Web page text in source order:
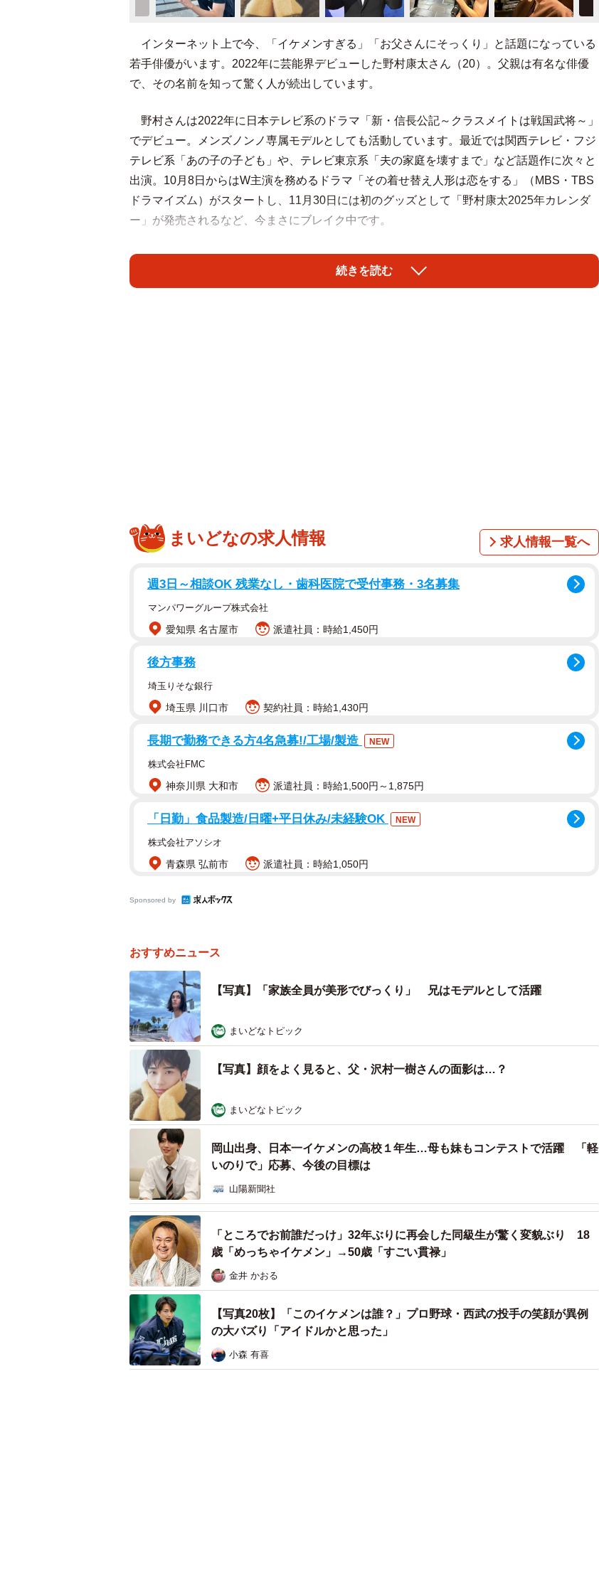
インターネット上で今、「イケメンすぎる」「お父さんにそっくり」と話題になっている
若手俳優がいます。2022年に芸能界デビューした野村康太さん（20）。父親は有名な俳優
で、その名前を知って驚く人が続出しています。
野村さんは2022年に日本テレビ系のドラマ「新・信長公記～クラスメイトは戦国武将～」
でデビュー。メンズノンノ専属モデルとしても活動しています。最近では関西テレビ・フジ
テレビ系「あの子の子ども」や、テレビ東京系「夫の家庭を壊すまで」など話題作に次々と
出演。10月8日からはW主演を務めるドラマ「その着せ替え人形は恋をする」（MBS・TBS
ドラマイズム）がスタートし、11月30日には初のグッズとして「野村康太2025年カレンダ
ー」が発売されるなど、今まさにブレイク中です。
そんな野村さんの父親は俳優の沢村一樹さん。二人が親子だということを知らなかった人
も多いようで、SNS上では「野村康太さんが沢村一樹さんの息子って聞いてびっくり」「野
続きを読む
まいどなの求人情報 求人情報一覧へ
週3日～相談OK 残業なし・歯科医院で受付事務・3名募集
マンパワーグループ株式会社
愛知県 名古屋市 派遣社員：時給1,450円
後方事務
埼玉りそな銀行
埼玉県 川口市 契約社員：時給1,430円
長期で勤務できる方4名急募!/工場/製造 NEW
株式会社FMC
神奈川県 大和市 派遣社員：時給1,500円～1,875円
「日勤」食品製造/日曜+平日休み/未経験OK NEW
株式会社アソシオ
青森県 弘前市 派遣社員：時給1,050円
Sponsored by
おすすめニュース
【写真】「家族全員が美形でびっくり」 兄はモデルとして活躍
まいどなトピック
【写真】顔をよく見ると、父・沢村一樹さんの面影は…？
まいどなトピック
岡山出身、日本一イケメンの高校１年生…母も妹もコンテストで活躍 「軽
いのりで」応募、今後の目標は
山陽新聞社
「ところでお前誰だっけ」32年ぶりに再会した同級生が驚く変貌ぶり 18
歳「めっちゃイケメン」→50歳「すごい貫禄」
金井 かおる
【写真20枚】「このイケメンは誰？」プロ野球・西武の投手の笑顔が異例
の大バズり「アイドルかと思った」
小森 有喜